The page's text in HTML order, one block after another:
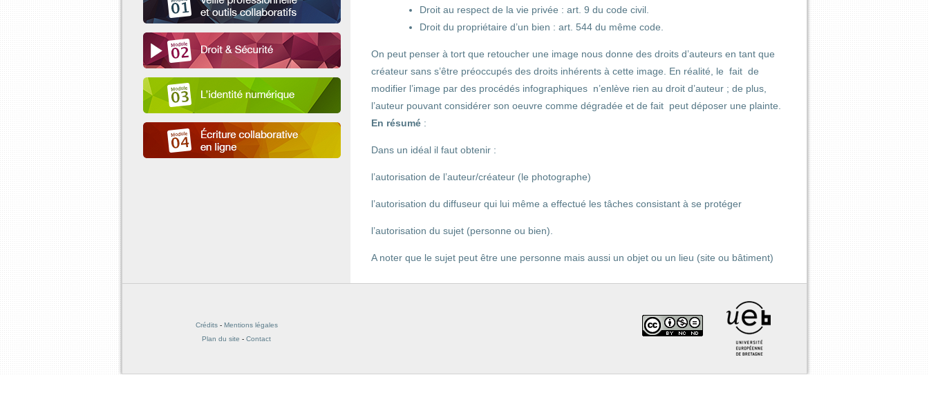
Droit au respect de la vie privée : art. 9 du code civil.
Droit du propriétaire d’un bien : art. 544 du même code.
On peut penser à tort que retoucher une image nous donne des droits d’auteurs en tant que
créateur sans s’être préoccupés des droits inhérents à cette image. En réalité, le fait de
modifier l’image par des procédés infographiques n’enlève rien au droit d’auteur ; de plus,
l’auteur pouvant considérer son oeuvre comme dégradée et de fait peut déposer une plainte.
En résumé :
Dans un idéal il faut obtenir :
l’autorisation de l’auteur/créateur (le photographe)
l’autorisation du diffuseur qui lui même a effectué les tâches consistant à se protéger
l’autorisation du sujet (personne ou bien).
A noter que le sujet peut être une personne mais aussi un objet ou un lieu (site ou bâtiment)
Crédits- Mentions légales
Plan du site - Contact